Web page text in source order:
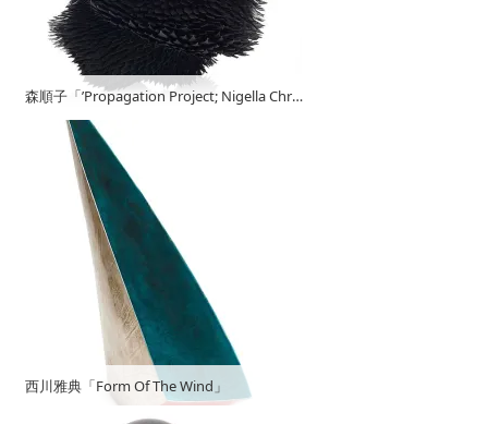
森順子「’Propagation Project; Nigella Chrysanthemum’」
西川雅典「Form Of The Wind」